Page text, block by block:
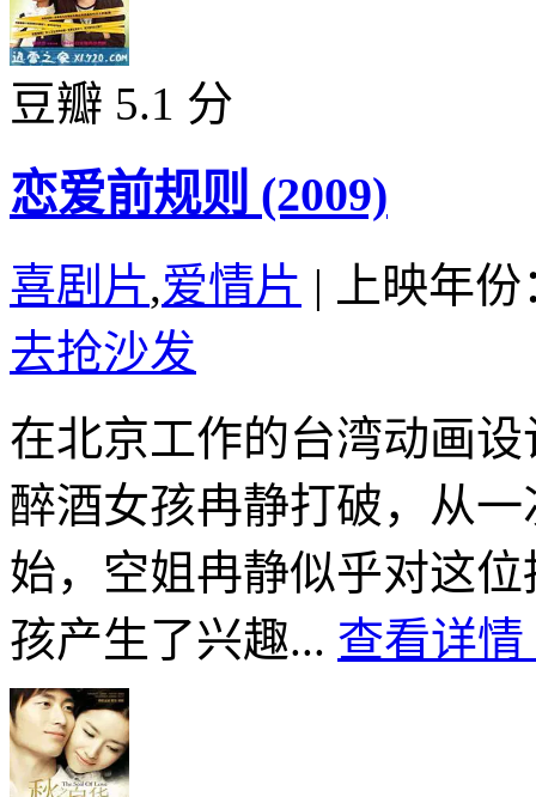
豆瓣 5.1 分
恋爱前规则 (2009)
喜剧片,爱情片 |
上映年
去抢沙发
在北京工作的台湾动画
醉酒女孩冉静打破，从
始，空姐冉静似乎对这
孩产生了兴趣... 查看详情